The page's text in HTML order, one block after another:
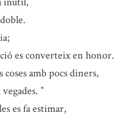
es converteix en honor.
amb pocs diners,
*
es fa estimar,